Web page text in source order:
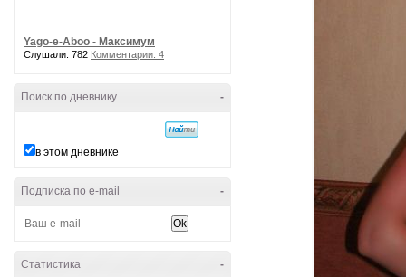
Yago-e-Aboo - Максимум
Слушали: 782 Комментарии: 4
-
Поиск по дневнику
в этом дневнике
-
Подписка по e-mail
-
Статистика